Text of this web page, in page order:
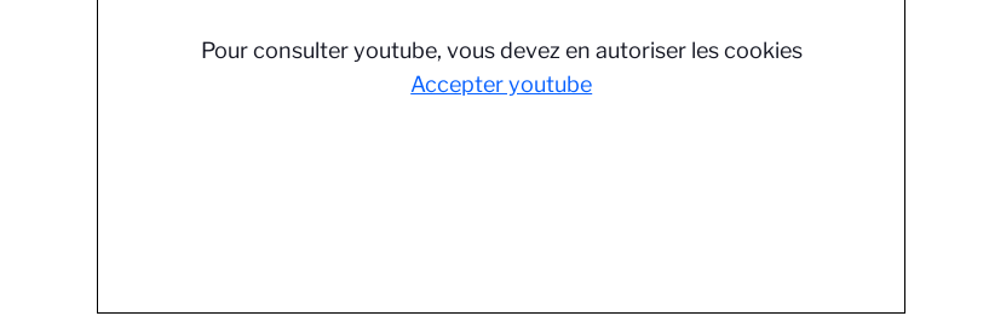
Pour consulter youtube, vous devez en autoriser les cookies
Accepter youtube